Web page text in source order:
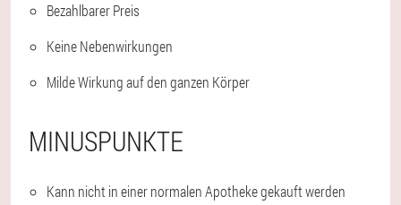
Bezahlbarer Preis
Keine Nebenwirkungen
Milde Wirkung auf den ganzen Körper
MINUSPUNKTE
Kann nicht in einer normalen Apotheke gekauft werden